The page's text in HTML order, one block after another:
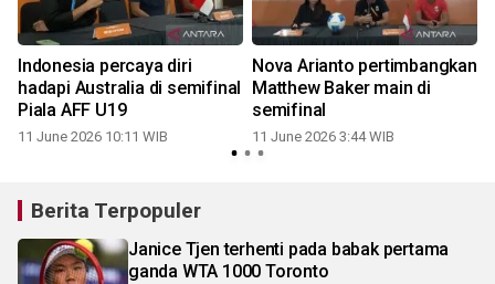
Indonesia percaya diri
hadapi Australia di semifinal
Piala AFF U19
11 June 2026 10:11 WIB
Nova Arianto pertimbangkan
Matthew Baker main di
semifinal
11 June 2026 3:44 WIB
Berita Terpopuler
Janice Tjen terhenti pada babak pertama
ganda WTA 1000 Toronto